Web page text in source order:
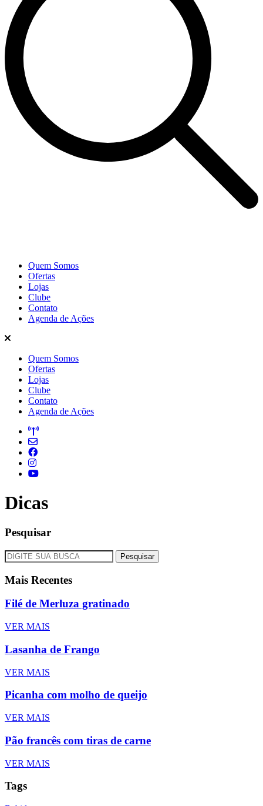
Quem Somos
Ofertas
Lojas
Clube
Contato
Agenda de Ações
Quem Somos
Ofertas
Lojas
Clube
Contato
Agenda de Ações
Dicas
Pesquisar
Pesquisar
Mais Recentes
Filé de Merluza gratinado
VER MAIS
Lasanha de Frango
VER MAIS
Picanha com molho de queijo
VER MAIS
Pão francês com tiras de carne
VER MAIS
Tags